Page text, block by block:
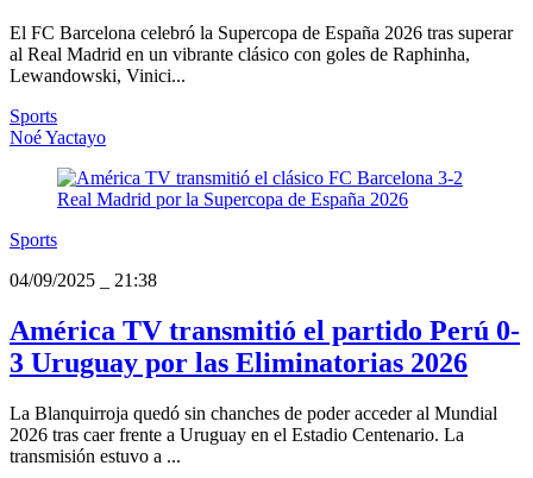
El FC Barcelona celebró la Supercopa de España 2026 tras superar
al Real Madrid en un vibrante clásico con goles de Raphinha,
Lewandowski, Vinici...
Sports
Noé Yactayo
Sports
04/09/2025
21:38
América TV transmitió el partido Perú 0-
3 Uruguay por las Eliminatorias 2026
La Blanquirroja quedó sin chanches de poder acceder al Mundial
2026 tras caer frente a Uruguay en el Estadio Centenario. La
transmisión estuvo a ...